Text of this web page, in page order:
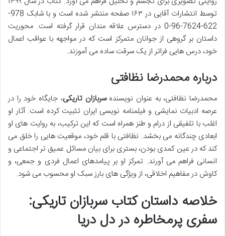
توسط انتشارات آقایی در ۱۶۳ صفحه منتشر شده است و با شابک 978-
622-7624-96-0 در دسترس علاقه مندان قرار گرفته است. محوریت
داستان بر گروهی از جوانان متمرکز است که در مواجهه با عواقب اعمال
خود، درس هایی فراتر از یک سرقت ساده می آموزند.
درباره محمدرضا نظافتی
محمدرضا نظافتی، به عنوان نویسندهسربازان تاریکی، جایگاه خود را در
عرصه ادبیات نمایشی و فیلمنامه نویسی ایران تثبیت کرده است. آثار او
اغلب با تلفیقی از درام و طنز همراه است که این ترکیب، به روایت های او
ابعادی چندگانه می بخشد. نظافتی با قلم خود، موقعیت هایی را خلق می
کند که در عین کمدی بودن، بستری برای بیان مسائل عمیق تر اجتماعی و
انسانی فراهم می آورند. تمرکز او بر پیامدهای اعمال فردی و جمعی، و
کاوش در مفاهیم اخلاقی، از ویژگی های بارز سبک او محسوب می شود.
خلاصه داستان کتاب سربازان تاریکی:
سفری پرمخاطره در دل دریا